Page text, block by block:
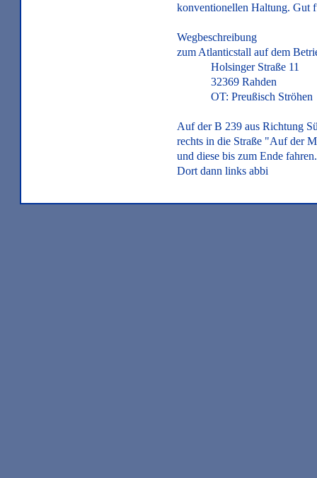
konventionellen Haltung. Gut
Wegbeschreibung
zum Atlanticstall auf dem
Holsinger Straße 11
32369 Rahden
OT: Preußisch Ströhen
Auf der B 239 aus Richtung
rechts in die Straße "Auf der
und diese bis zum Ende fahren.
Dort dann links abbi